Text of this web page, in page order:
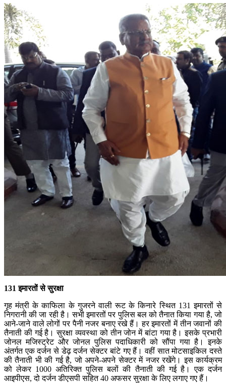
131 इमारतों से सुरक्षा
गृह मंत्री के काफिला के गुजरने वाली रूट के किनारे स्थित 131 इमारतों से
निगरानी की जा रही है। सभी इमारतों पर पुलिस बल को तैनात किया गया है, जो
आने-जाने वाले लोगों पर पैनी नजर बनाए रखे हैं। हर इमारतों में तीन जवानों की
तैनाती की गई है। सुरक्षा व्यवस्था को तीन जोन में बांटा गया है। इसके प्रभारी
जोनल मजिस्ट्रेट और जोनल पुलिस पदाधिकारी को सौंपा गया है। इनके
अंतर्गत एक दर्जन से डेढ़ दर्जन सेक्टर बांटे गए हैं। वहीं सात मोटसाइकिल दस्ते
की तैनाती भी की गई है, जो अपने-अपने सेक्टर में नजर रखेंगे। इस कार्यक्रम
को लेकर 1000 अतिरिक्त पुलिस बलों की तैनाती की गई है। एक दर्जन
आइपीएस, दो दर्जन डीएसपी सहित 40 अफसर सुरक्षा के लिए लगाए गए हैं।